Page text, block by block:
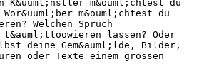
K&uuml;nstler m&ouml;chtest du
m&ouml;chtest du
Welchen Spruch
lassen? Oder
deine Gem&auml;lde, Bilder,
oder Texte einem grossen